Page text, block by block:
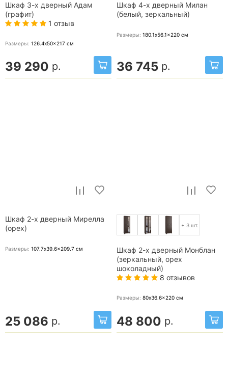
Шкаф 3-х дверный Адам
(графит)
1 отзыв
Размеры: 126.4x50x217 см
39 290 р.
Шкаф 4-х дверный Милан
(белый, зеркальный)
Размеры: 180.1x56.1x220 см
36 745 р.
Шкаф 2-х дверный Мирелла
(орех)
Размеры: 107.7x39.6x209.7 см
25 086 р.
+ 3 шт.
Шкаф 2-х дверный Монблан
(зеркальный, орех
шоколадный)
8 отзывов
Размеры: 80x36.6x220 см
48 800 р.